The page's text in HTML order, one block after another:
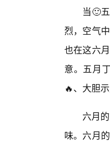
当🙂
烈，空气
也在这六
意。五月
🔥、大胆
六月
味。六月